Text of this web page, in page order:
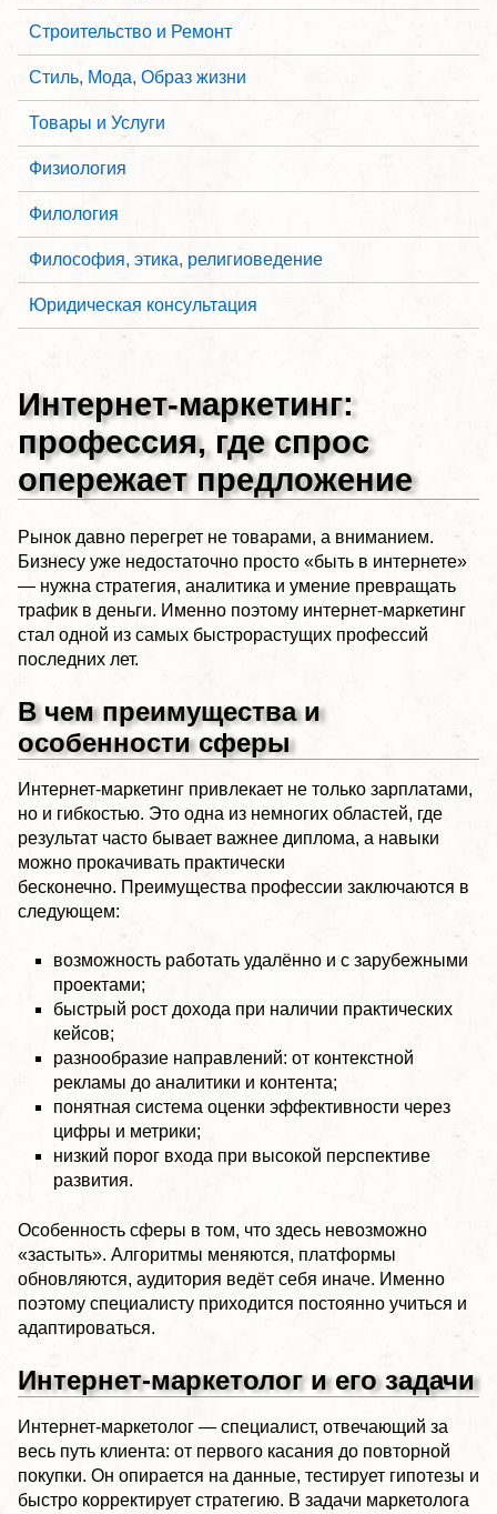
Строительство и Ремонт
Стиль, Мода, Образ жизни
Товары и Услуги
Физиология
Филология
Философия, этика, религиоведение
Юридическая консультация
Интернет-маркетинг:
профессия, где спрос
опережает предложение
Рынок давно перегрет не товарами, а вниманием.
Бизнесу уже недостаточно просто «быть в интернете»
— нужна стратегия, аналитика и умение превращать
трафик в деньги. Именно поэтому интернет-маркетинг
стал одной из самых быстрорастущих профессий
последних лет.
В чем преимущества и
особенности сферы
Интернет-маркетинг привлекает не только зарплатами,
но и гибкостью. Это одна из немногих областей, где
результат часто бывает важнее диплома, а навыки
можно прокачивать практически
бесконечно. Преимущества профессии заключаются в
следующем:
возможность работать удалённо и с зарубежными
проектами;
быстрый рост дохода при наличии практических
кейсов;
разнообразие направлений: от контекстной
рекламы до аналитики и контента;
понятная система оценки эффективности через
цифры и метрики;
низкий порог входа при высокой перспективе
развития.
Особенность сферы в том, что здесь невозможно
«застыть». Алгоритмы меняются, платформы
обновляются, аудитория ведёт себя иначе. Именно
поэтому специалисту приходится постоянно учиться и
адаптироваться.
Интернет-маркетолог и его задачи
Интернет-маркетолог — специалист, отвечающий за
весь путь клиента: от первого касания до повторной
покупки. Он опирается на данные, тестирует гипотезы и
быстро корректирует стратегию. В задачи маркетолога